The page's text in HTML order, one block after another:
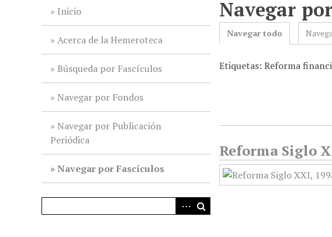
Inicio
Acerca de la Hemeroteca
Búsqueda por Fascículos
Navegar por Fondos
Navegar por Publicación
Periódica
Navegar por Fascículos
Navegar
Navegar todo
Etiquetas: Reforma
Reforma Siglo